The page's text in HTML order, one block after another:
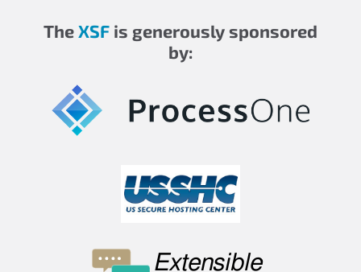
TheXSF is generously sponsored
by: